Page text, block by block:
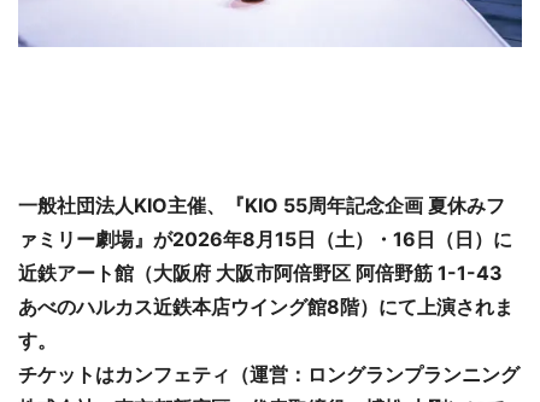
一般社団法人KIO主催、『KIO 55周年記念企画 夏休みフ
ァミリー劇場』が2026年8月15日（土）・16日（日）に
近鉄アート館（大阪府 大阪市阿倍野区 阿倍野筋 1-1-43
あべのハルカス近鉄本店ウイング館8階）にて上演されま
す。
チケットはカンフェティ（運営：ロングランプランニング